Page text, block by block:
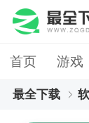
首页 游戏
最全下载